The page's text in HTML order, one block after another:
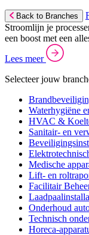
Back to Branches
Stroomlijn je
een boost met een
Lees meer
Selecteer jouw
Waterhygiëne
HVAC &
Sanitair- en
Medische
Lift- en
Facilitair
Onderhoud
Technisch
Horeca-